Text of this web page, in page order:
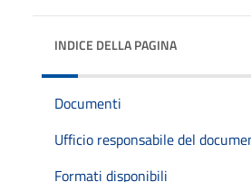
INDICE DELLA PAGINA
Documenti
Ufficio responsabile del
Formati disponibili